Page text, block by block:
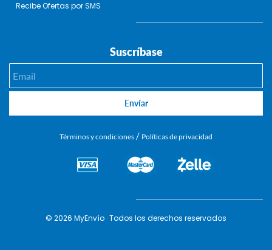
Recibe Ofertas por SMS
Suscríbase
Envíar
Términos y condiciones / Políticas de privacidad
© 2026 MyEnvío · Todos los derechos reservados